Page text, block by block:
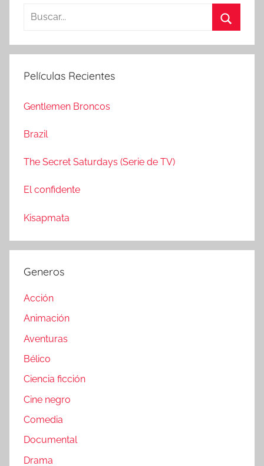
s
a
:
u
Películas Recientes
Gentlemen Broncos
Brazil
The Secret Saturdays (Serie de TV)
El confidente
Kisapmata
Generos
Acción
Animación
Aventuras
Bélico
Ciencia ficción
Cine negro
Comedia
Documental
Drama